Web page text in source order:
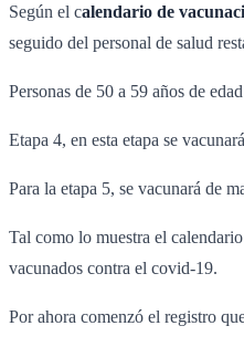
Según el calendario de
seguido del personal de salud
Personas de 50 a 59 años de
Etapa 4, en esta etapa se
Para la etapa 5, se vacunará de
Tal como lo muestra el
vacunados contra el covid-19.
Por ahora comenzó el registro